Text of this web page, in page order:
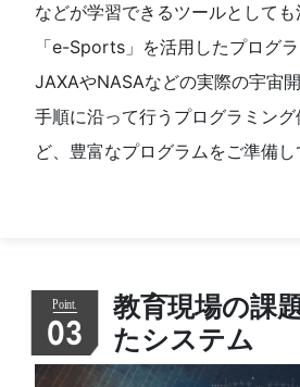
などが学習できるツールとして
「e-Sports」を活用したプログラ
JAXAやNASAなどの実際の宇宙
手順に沿って行うプログラミン
ど、豊富なプログラムをご準備し
03
教育現場の課
たシステム